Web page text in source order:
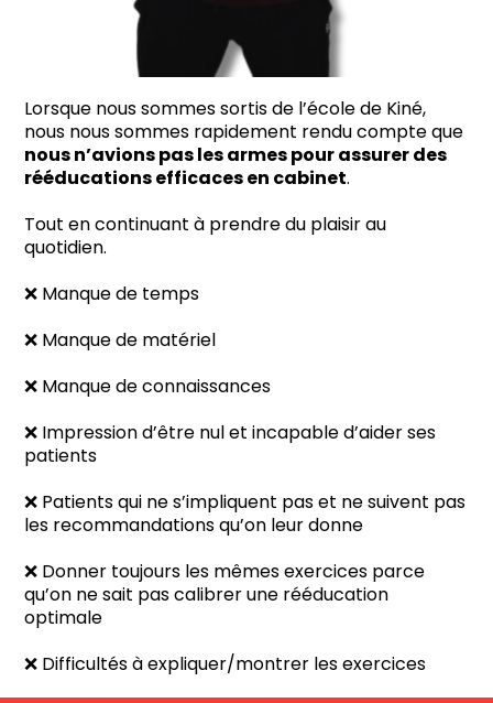
Lorsque nous sommes sortis de l’école de Kiné,
nous nous sommes rapidement rendu compte que
nous n’avions pas les armes pour assurer des
rééducations efficaces en cabinet.
Tout en continuant à prendre du plaisir au
quotidien.
❌ Manque de temps
❌ Manque de matériel
❌ Manque de connaissances
❌ Impression d’être nul et incapable d’aider ses
patients
❌ Patients qui ne s’impliquent pas et ne suivent pas
les recommandations qu’on leur donne
❌ Donner toujours les mêmes exercices parce
qu’on ne sait pas calibrer une rééducation
optimale
❌ Difficultés à expliquer/montrer les exercices